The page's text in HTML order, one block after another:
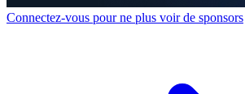
Connectez-vous pour ne plus voir de sponsors